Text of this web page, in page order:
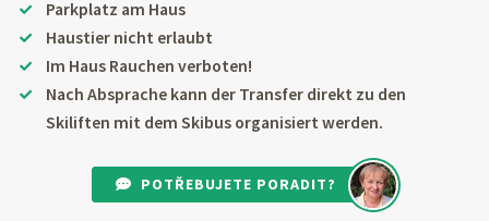
Parkplatz am Haus
Haustier nicht erlaubt
Im Haus Rauchen verboten!
Nach Absprache kann der Transfer direkt zu den
Skiliften mit dem Skibus organisiert werden.
POTŘEBUJETE PORADIT?